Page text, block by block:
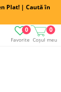
Plat! | Caută în
Favorite
0
Coșul meu
0